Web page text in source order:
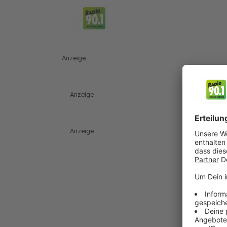
Anzeige
Anzeige
Anzeige